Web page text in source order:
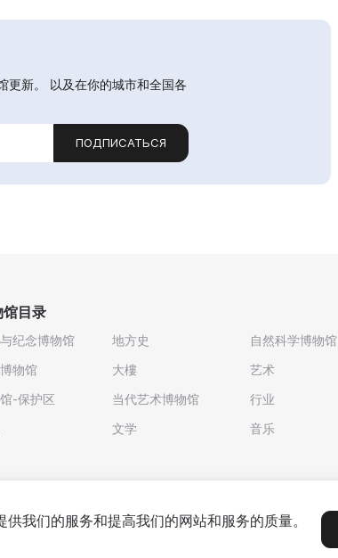
更新。 以及在你的城市和全国各
ПОДПИСАТЬСЯ
馆目录
纪念博物馆
物馆
-保护区
地方史
大樓
当代艺术博物馆
文学
自然科学博物馆
艺术
行业
音乐
我们的服务和提高我们的网站和服务的质量。